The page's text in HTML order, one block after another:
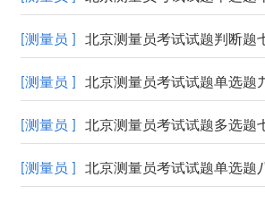
[测量员 ] 北京测量员考试试题判断题
[测量员 ] 北京测量员考试试题单选题
[测量员 ] 北京测量员考试试题多选题
[测量员 ] 北京测量员考试试题单选题